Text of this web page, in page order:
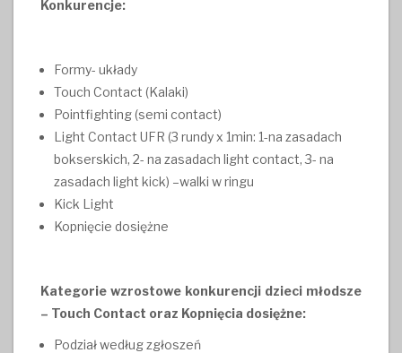
Konkurencje:
Formy- układy
Touch Contact (Kalaki)
Pointfighting (semi contact)
Light Contact UFR (3 rundy x 1min: 1-na zasadach
bokserskich, 2- na zasadach light contact, 3- na
zasadach light kick) –walki w ringu
Kick Light
Kopnięcie dosiężne
Kategorie wzrostowe konkurencji dzieci młodsze
– Touch Contact oraz Kopnięcia dosiężne:
Podział według zgłoszeń